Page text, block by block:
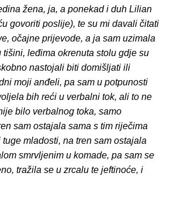
žena, ja, a ponekad i duh Lilian
govoriti poslije), te su mi davali čitati
očajne prijevode, a ja sam uzimala
tišini, leđima okrenuta stolu gdje su
nastojali biti domišljati ili
moji anđeli, pa sam u potpunosti
bih reći u verbalni tok, ali to ne
bilo verbalnog toka, samo
sam ostajala sama s tim riječima
mladosti, na tren sam ostajala
smrvljenim u komade, pa sam se
tražila se u zrcalu te jeftinoće, i